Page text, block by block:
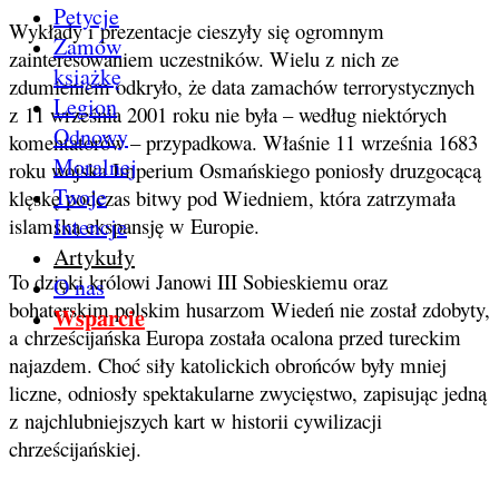
Petycje
Zamów
książkę
Legion
Odnowy
Moralnej
Twoje
Intencje
Artykuły
O nas
Wsparcie
Wykłady i prezentacje cieszyły się ogromnym
zainteresowaniem uczestników. Wielu z nich ze
zdumieniem odkryło, że data zamachów terrorystycznych
z 11 września 2001 roku nie była – według niektórych
komentatorów – przypadkowa. Właśnie 11 września 1683
roku wojska Imperium Osmańskiego poniosły druzgocącą
klęskę podczas bitwy pod Wiedniem, która zatrzymała
islamską ekspansję w Europie.
To dzięki królowi Janowi III Sobieskiemu oraz
bohaterskim polskim husarzom Wiedeń nie został zdobyty,
a chrześcijańska Europa została ocalona przed tureckim
najazdem. Choć siły katolickich obrońców były mniej
liczne, odniosły spektakularne zwycięstwo, zapisując jedną
z najchlubniejszych kart w historii cywilizacji
chrześcijańskiej.